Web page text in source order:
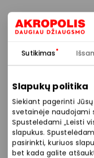
Sutikimas
Slapukų politika
Siekiant pagerinti
svetainėje naudojami
Spustelėdami „Leisti
slapukus.
pasirinkti, kuriuos
bet kada galite
Atnaujinkite interjerą,
pavasarinės nuotaikos
Pasiūlymas galioja
mėgstamiausią
Prekybos ir
veikiančios
savarankiškai
dydžius bei kitas